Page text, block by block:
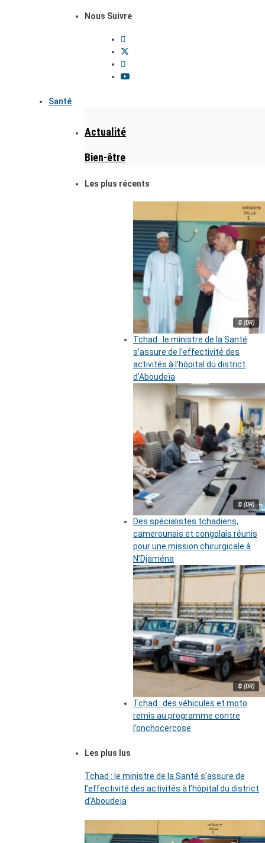
Nous Suivre
Santé
Actualité
Bien-être
Les plus récents
© (DR)
Tchad : le ministre de la Santé
s’assure de l’effectivité des
activités à l’hôpital du district
d’Aboudeïa
© (DR)
Des spécialistes tchadiens,
camerounais et congolais réunis
pour une mission chirurgicale à
N’Djaména
© (DR)
Tchad : des véhicules et moto
remis au programme contre
l’onchocercose
Les plus lus
Tchad : le ministre de la Santé s’assure de
l’effectivité des activités à l’hôpital du district
d’Aboudeïa